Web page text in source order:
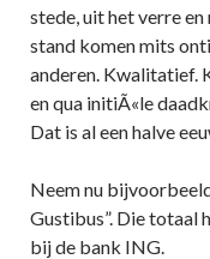
stede, uit het verre
stand komen mits
anderen. Kwalitatief.
en qua initiÃ«le
Dat is al een halve
Neem nu
Gustibus”. Die totaal
bij de bank ING.